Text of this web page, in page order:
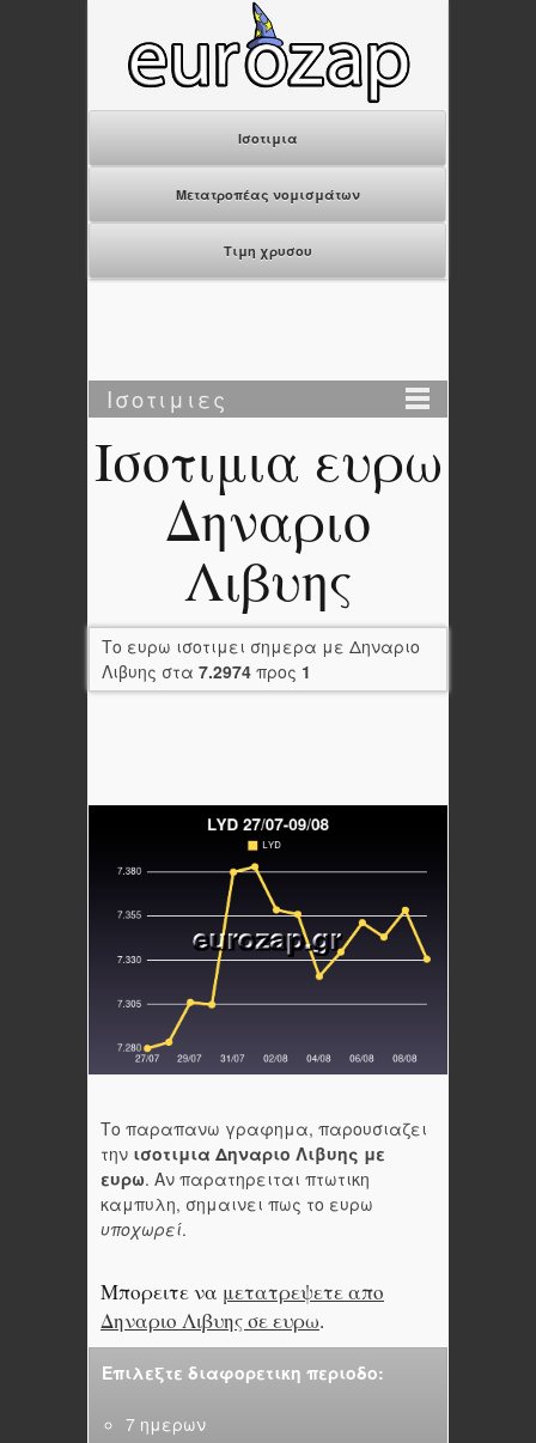
Ισοτιμια
Μετατροπέας νομισμάτων
Τιμη χρυσου
Ισοτιμιες
Ισοτιμια ευρω
Δηναριο
Λιβυης
Το ευρω ισοτιμει σημερα με Δηναριο
Λιβυης στα 7.2974 προς 1
Το παραπανω γραφημα, παρουσιαζει
την ισοτιμια Δηναριο Λιβυης με
ευρω. Αν παρατηρειται πτωτικη
καμπυλη, σημαινει πως το ευρω
υποχωρεί.
Μπορειτε να μετατρεψετε απο
Δηναριο Λιβυης σε ευρω.
Επιλεξτε διαφορετικη περιοδο:
7 ημερων